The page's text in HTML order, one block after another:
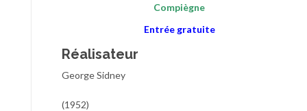
Compiègne
Entrée gratuite
Réalisateur
George Sidney
(1952)